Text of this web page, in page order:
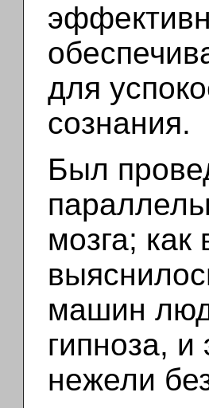
для
сознания.
Был
мозга;
машин
гипноза, и
нежели